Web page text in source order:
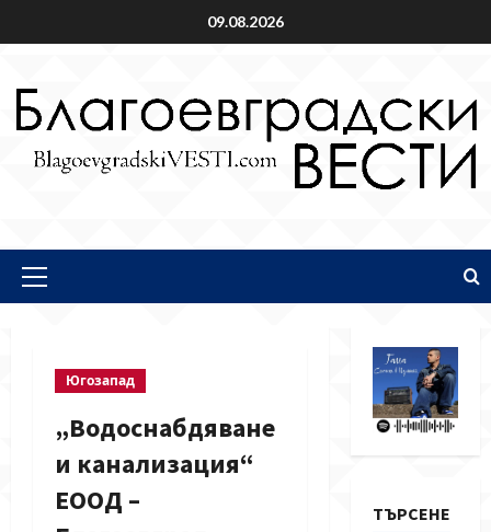
to
09.08.2026
Primary
Югозапад
„Водоснабдяване
и канализация“
ЕООД –
ТЪРСЕНЕ